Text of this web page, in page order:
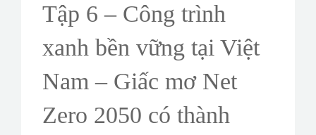
Tập 6 – Công trình
xanh bền vững tại Việt
Nam – Giấc mơ Net
Zero 2050 có thành